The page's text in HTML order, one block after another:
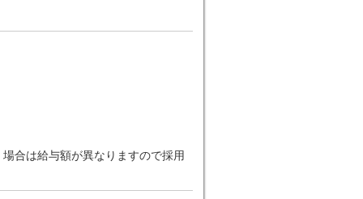
合は給与額が異なりますので採用